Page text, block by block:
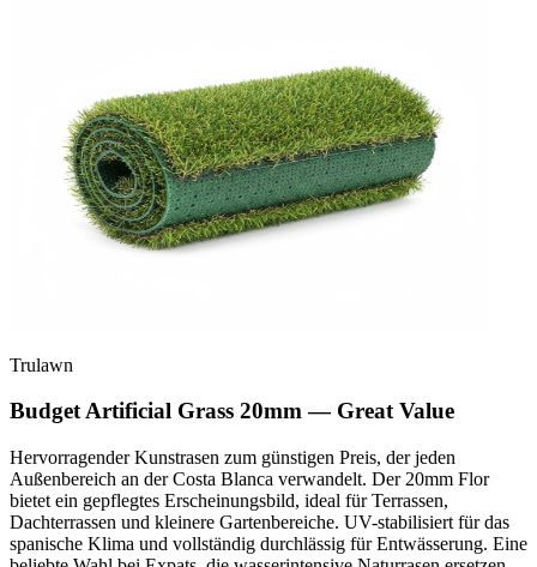
Trulawn
Budget Artificial Grass 20mm — Great Value
Hervorragender Kunstrasen zum günstigen Preis, der jeden
Außenbereich an der Costa Blanca verwandelt. Der 20mm Flor
bietet ein gepflegtes Erscheinungsbild, ideal für Terrassen,
Dachterrassen und kleinere Gartenbereiche. UV-stabilisiert für das
spanische Klima und vollständig durchlässig für Entwässerung. Eine